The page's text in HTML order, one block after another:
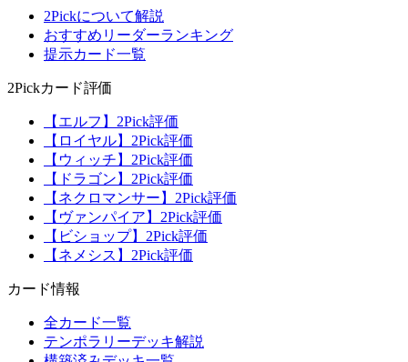
2Pickについて解説
おすすめリーダーランキング
提示カード一覧
2Pickカード評価
【エルフ】2Pick評価
【ロイヤル】2Pick評価
【ウィッチ】2Pick評価
【ドラゴン】2Pick評価
【ネクロマンサー】2Pick評価
【ヴァンパイア】2Pick評価
【ビショップ】2Pick評価
【ネメシス】2Pick評価
カード情報
全カード一覧
テンポラリーデッキ解説